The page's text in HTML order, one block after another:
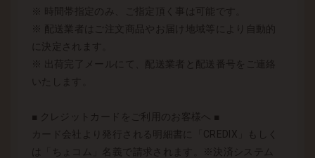
※ 時間帯指定のみ、ご指定頂く事は可能です。
※ 配送業者はご注文商品やお届け地域等により自動的
に決定されます。
※ 出荷完了メールにて、配送業者と配送番号をご連絡
いたします。
■ クレジットカードをご利用のお客様へ ■
カード会社より発行される明細書に「CREDIX」もしく
は「ちょコム」名義で請求されます。※決済システム